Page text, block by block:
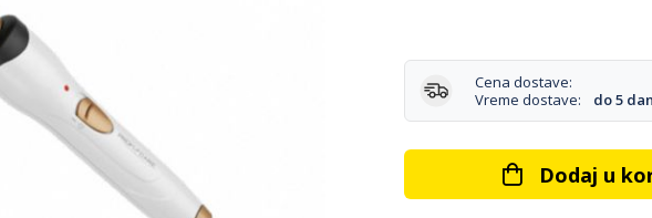
Cena dostave:
Vreme dostave:
do 5
Dodaj u